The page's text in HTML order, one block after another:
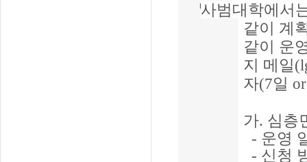
내용
사범대학에서
같이 계
같이 운
지 메일
자(7일
가. 심층
- 운영
- 신청